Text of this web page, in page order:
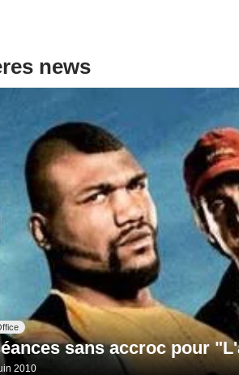
news
sans accroc pour
2010